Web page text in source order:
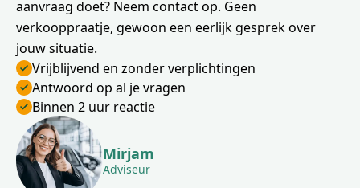
aanvraag doet? Neem contact op. Geen
verkooppraatje, gewoon een eerlijk gesprek over
jouw situatie.
Vrijblijvend en zonder verplichtingen
Antwoord op al je vragen
Binnen 2 uur reactie
Mirjam
Adviseur